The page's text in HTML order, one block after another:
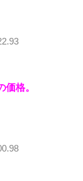
格。